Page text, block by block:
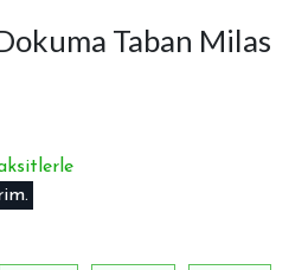
Taban Milas